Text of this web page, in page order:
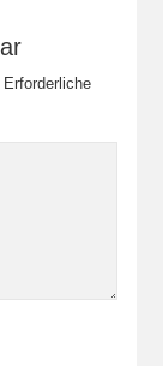
Erforderliche